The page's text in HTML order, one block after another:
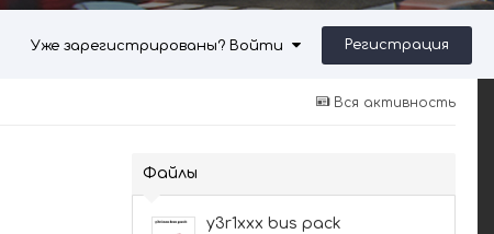
Уже зарегистрированы? Войти Регистрация
Вся активность
Файлы
y3r1xxx bus pack